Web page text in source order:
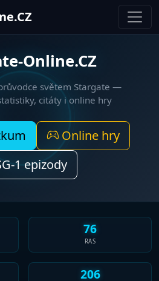
Online.CZ
světem Stargate —
citáty i online hry
Online hry
1 epizody
76
RAS
206